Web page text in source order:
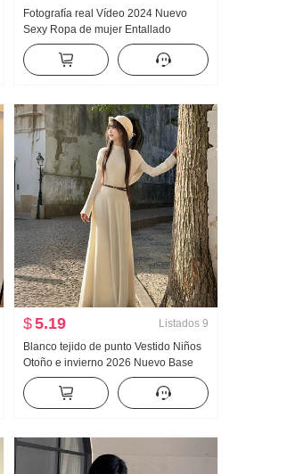
Fotografía real Vídeo 2024 Nuevo
Sexy Ropa de mujer Entallado
Adelgazante Abertura Vestido
Hombros descubiertos Corte bajo
Falda lápiz
$5.19 Listados 9
Blanco tejido de punto Vestido Niños
Otoño e invierno 2026 Nuevo Base
Interior Partido Falda larga Año Nuevo
Ropa Partido Un todo Conjunto